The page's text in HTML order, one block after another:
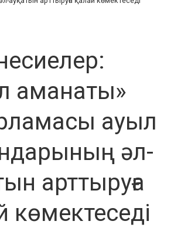
аманаты»
ауыл
әл-
арттыруға
көмектеседі